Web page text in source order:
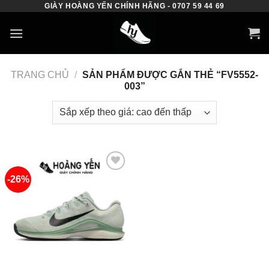
content
GIÀY HOÀNG YẾN CHÍNH HÃNG - 0707 59 44 69
TRANG CHỦ / SẢN PHẨM ĐƯỢC GẮN THẺ “FV5552-
003”
-26%
Add to
wishlist